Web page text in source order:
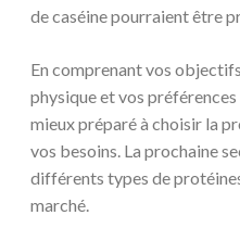
de caséine pourraient être
En comprenant vos
physique et vos
mieux préparé à choisir la
vos besoins. La prochaine
différents types de
marché.